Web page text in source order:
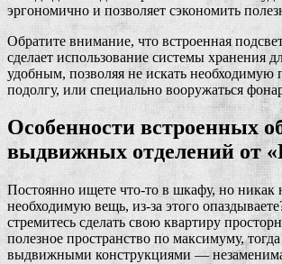
эргономично и позволяет сэкономить
Обратите внимание, что встроенная
сделает использование системы хранения
удобным, позволяя не искать необходимую
подолгу, или специально вооружаться
Особенности встроенных
выдвижных отделений от
Постоянно ищете что-то в шкафу, но никак
необходимую вещь, из-за этого
стремитесь сделать свою квартиру
полезное пространство по максимуму,
выдвижными конструкциями —